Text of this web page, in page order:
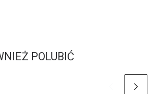
POLUBIĆ